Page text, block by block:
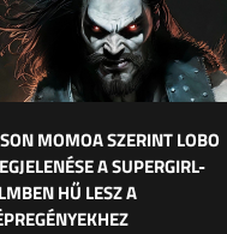
MOMOA SZERINT LOBO
A SUPERGIRL-
HŰ LESZ A